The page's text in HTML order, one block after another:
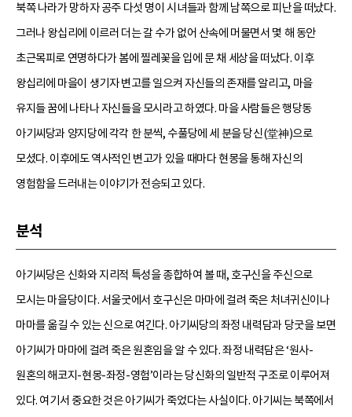
북쪽 나라가 망하자 공주 다섯 명이 시녀들과 함께 남쪽으로 피난을 떠났다.
그러나 왕십리에 이르러 더는 갈 수가 없어 산속에 머물면서 몇 해 동안
초근목피로 연명하다가 봄에 찔레꽃을 입에 문 채 세상을 떠났다. 이후
왕십리에 마을이 생기자 변고를 일으켜 자신들의 존재를 알리고, 마을
유지들 꿈에 나타나 자신들을 모시라고 하였다. 마을 사람들은 행당동
아기씨당과 양지당에 각각 한 분씩, 수풀당에 세 분을 당신(堂神)으로
모셨다. 이후에도 역사적인 변고가 있을 때마다 현몽을 통해 자신의
영험함을 드러내는 이야기가 전승되고 있다.
분석
아기씨당은 신화와 지리적 특성을 종합하여 볼 때, 호구신을 주신으로
모시는 마을당이다. 서울굿에서 호구신은 마마에 걸려 죽은 처녀귀신이나
마마를 옮길 수 있는 신으로 여긴다. 아기씨당의 좌정 내력담과 당굿을 보면
아기씨가 마마에 걸려 죽은 원혼임을 알 수 있다. 좌정 내력담은 ‘원사-
원혼의 해코지-현몽-좌정-영험’이라는 당신화의 일반적 구조로 이루어져
있다. 여기서 중요한 것은 아기씨가 죽었다는 사실이다. 아기씨는 북쪽에서